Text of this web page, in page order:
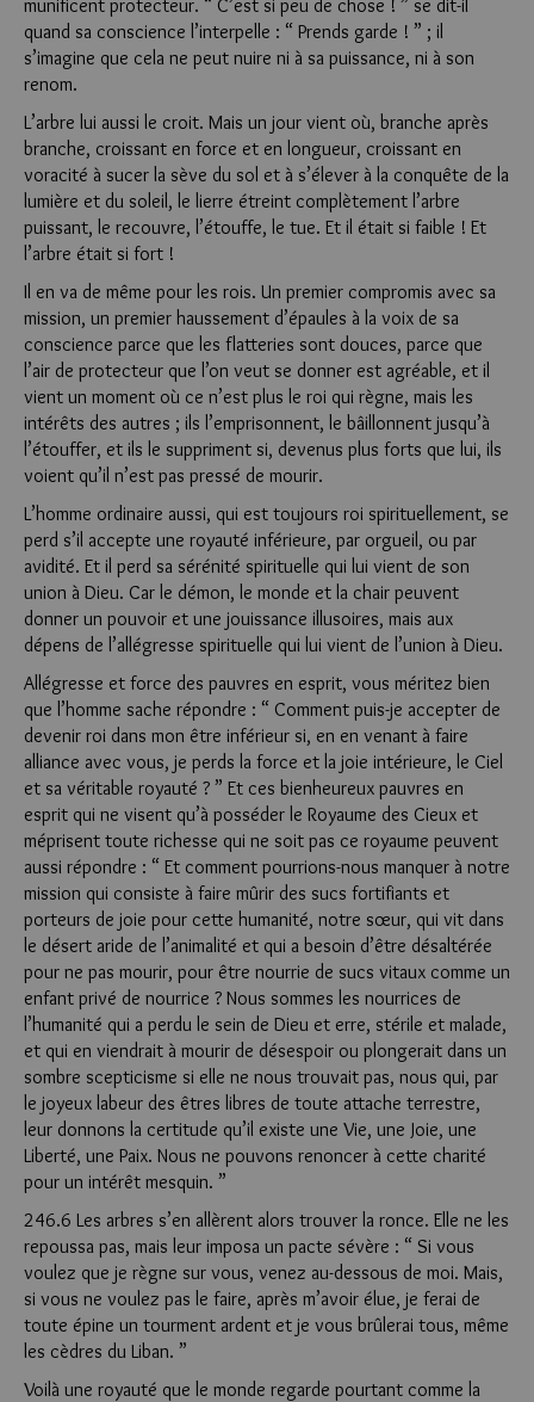
munificent protecteur. “ C’est si peu de chose ! ” se dit-il
quand sa conscience l’interpelle : “ Prends garde ! ” ; il
s’imagine que cela ne peut nuire ni à sa puissance, ni à son
renom.
L’arbre lui aussi le croit. Mais un jour vient où, branche après
branche, croissant en force et en longueur, croissant en
voracité à sucer la sève du sol et à s’élever à la conquête de la
lumière et du soleil, le lierre étreint complètement l’arbre
puissant, le re­couvre, l’étouffe, le tue. Et il était si faible ! Et
l’arbre était si fort !
Il en va de même pour les rois. Un premier compromis avec sa
mission, un premier haussement d’épaules à la voix de sa
conscience parce que les flatteries sont douces, parce que
l’air de protecteur que l’on veut se donner est agréable, et il
vient un moment où ce n’est plus le roi qui règne, mais les
intérêts des autres ; ils l’emprisonnent, le bâillonnent jusqu’à
l’étouffer, et ils le suppriment si, devenus plus forts que lui, ils
voient qu’il n’est pas pressé de mourir.
L’homme ordinaire aussi, qui est toujours roi spirituellement, se
perd s’il accepte une royauté inférieure, par orgueil, ou par
avidité. Et il perd sa sérénité spirituelle qui lui vient de son
union à Dieu. Car le démon, le monde et la chair peuvent
donner un pouvoir et une jouissance illusoires, mais aux
dépens de l’allégresse spirituelle qui lui vient de l’union à Dieu.
Allégresse et force des pauvres en esprit, vous méritez bien
que l’homme sache répondre : “ Comment puis-je accepter de
devenir roi dans mon être inférieur si, en en venant à faire
alliance avec vous, je perds la force et la joie intérieure, le Ciel
et sa véritable royauté ? ” Et ces bienheureux pauvres en
esprit qui ne visent qu’à posséder le Royaume des Cieux et
méprisent toute richesse qui ne soit pas ce royaume peuvent
aussi répondre : “ Et comment pourrions-nous manquer à notre
mission qui consiste à faire mûrir des sucs fortifiants et
porteurs de joie pour cette humanité, notre sœur, qui vit dans
le désert aride de l’animalité et qui a besoin d’être désaltérée
pour ne pas mourir, pour être nourrie de sucs vitaux comme un
enfant privé de nourrice ? Nous sommes les nourrices de
l’humanité qui a perdu le sein de Dieu et erre, stérile et malade,
et qui en viendrait à mourir de désespoir ou plongerait dans un
sombre scepticisme si elle ne nous trouvait pas, nous qui, par
le joyeux labeur des êtres libres de toute at­tache terrestre,
leur donnons la certitude qu’il existe une Vie, une Joie, une
Liberté, une Paix. Nous ne pouvons renoncer à cette charité
pour un intérêt mesquin. ”
246.6 Les arbres s’en allèrent alors trouver la ronce. Elle ne les
repoussa pas, mais leur imposa un pacte sévère : “ Si vous
voulez que je règne sur vous, venez au-dessous de moi. Mais,
si vous ne voulez pas le faire, après m’avoir élue, je ferai de
toute épine un tourment ardent et je vous brûlerai tous, même
les cèdres du Liban. ”
Voilà une royauté que le monde regarde pourtant comme la